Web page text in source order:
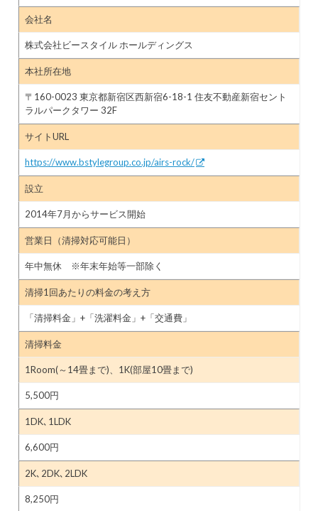
会社名
株式会社ビースタイル ホールディングス
本社所在地
〒160-0023 東京都新宿区西新宿6-18-1 住友不動産新宿セント
ラルパークタワー 32F
サイトURL
https://www.bstylegroup.co.jp/airs-rock/
設立
2014年7月からサービス開始
営業日（清掃対応可能日）
年中無休 ※年末年始等一部除く
清掃1回あたりの料金の考え方
「清掃料金」+「洗濯料金」+「交通費」
清掃料金
1Room(～14畳まで)、1K(部屋10畳まで)
5,500円
1DK､1LDK
6,600円
2K､2DK､2LDK
8,250円